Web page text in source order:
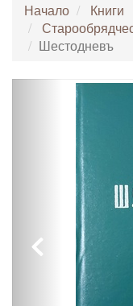
Начало
Книги
Шестодневъ